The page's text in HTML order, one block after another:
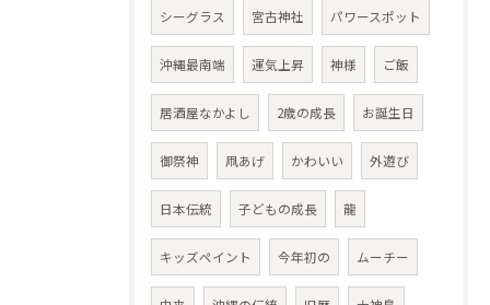
シーグラス 宮古神社 パワースポット
沖縄最南端 運気上昇 神様 ご飯
居酒屋なかよし 2歳の成長 お誕生日
御祭神 凧あげ かわいい 外遊び
日本伝統 子どもの成長 龍
キッズペイント 今年初の ムーチー